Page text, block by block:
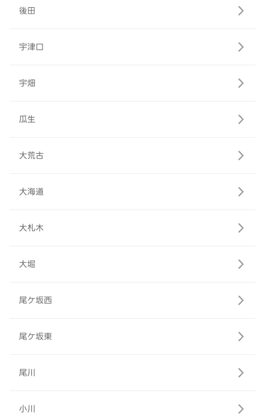
後田
宇津口
宇畑
瓜生
大荒古
大海道
大札木
大堀
尾ケ坂西
尾ケ坂東
尾川
小川